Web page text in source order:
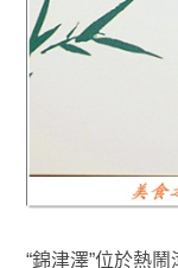
“錦津澤”位於熱